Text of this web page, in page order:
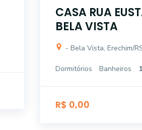
CASA RUA
BELA VISTA
- Bela Vista, Erechim/
Dormitórios Banheiros
R$ 0,00